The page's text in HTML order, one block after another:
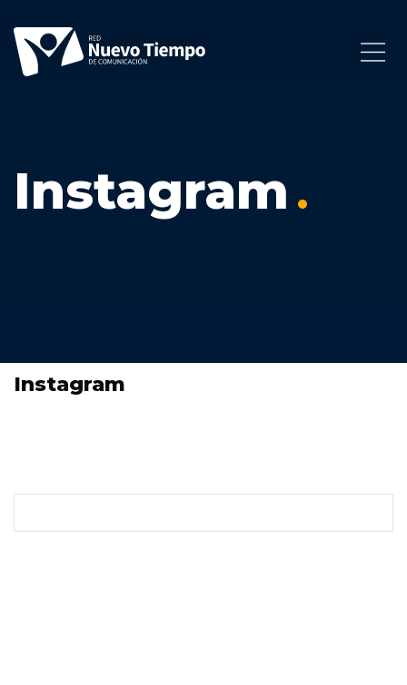
Instagram
Instagram